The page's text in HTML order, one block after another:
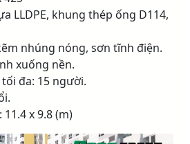
LLDPE, khung thép ống D114,
nhúng nóng, sơn tĩnh điện.
xuống nền.
đa: 15 người.
x 9.8 (m)